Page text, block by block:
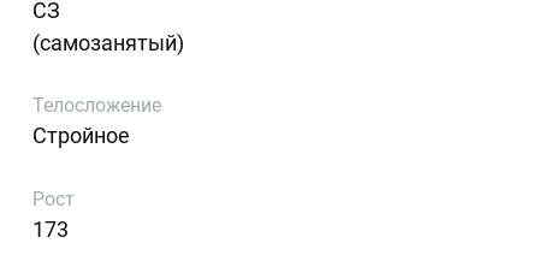
СЗ
(самозанятый)
Телосложение
Стройное
Рост
173